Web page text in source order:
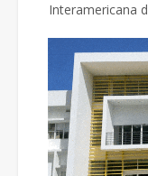
Interamericana